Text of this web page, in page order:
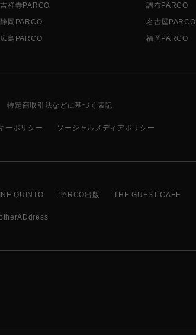
吉祥寺PARCO
調布PARCO
静岡PARCO
名古屋PARCO
広島PARCO
福岡PARCO
特定商取引法などに基づく表記
ーポリシー ソーシャルメディアポリシー
QUINTO PARCO出版 THE GUEST CAFE